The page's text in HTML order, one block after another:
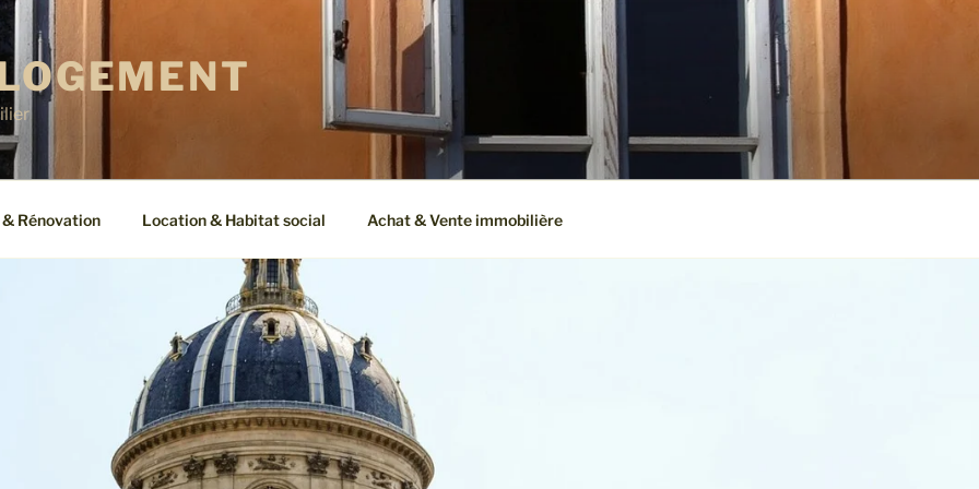
Rénovation Location & Habitat social Achat & Vente immobilière